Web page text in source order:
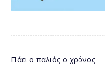
Πάει ο παλιός ο χρόνος